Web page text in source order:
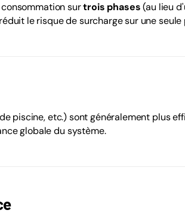
consommation surtrois phases(au lieu
le risque de surcharge sur une seule
piscine, etc.) sont généralement plus
globale du système.